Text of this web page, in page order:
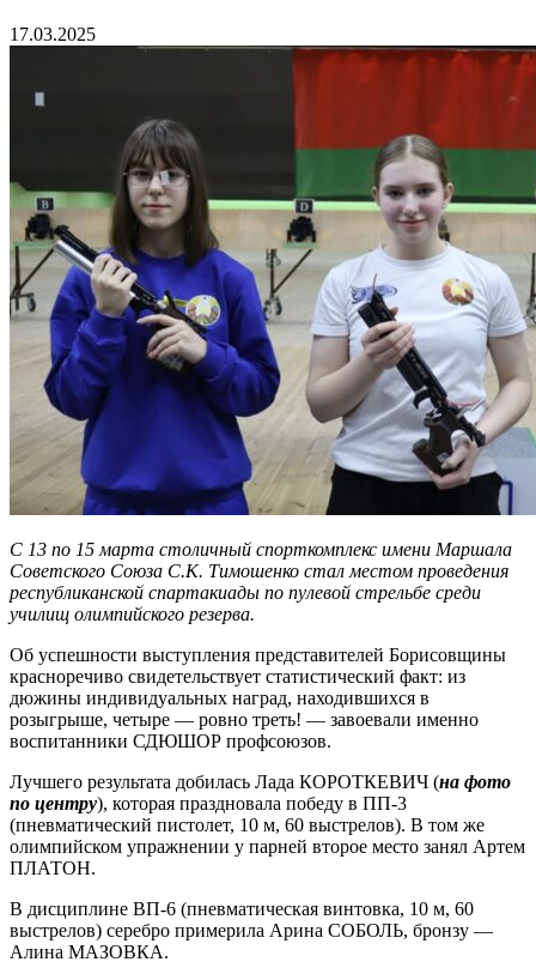
17.03.2025
С 13 по 15 марта столичный спорткомплекс имени Маршала
Советского Союза С.К. Тимошенко стал местом проведения
республиканской спартакиады по пулевой стрельбе среди
училищ олимпийского резерва.
Об успешности выступления представителей Борисовщины
красноречиво свидетельствует статистический факт: из
дюжины индивидуальных наград, находившихся в
розыгрыше, четыре — ровно треть! — завоевали именно
воспитанники СДЮШОР профсоюзов.
Лучшего результата добилась Лада КОРОТКЕВИЧ (на фото
по центру), которая праздновала победу в ПП-3
(пневматический пистолет, 10 м, 60 выстрелов). В том же
олимпийском упражнении у парней второе место занял Артем
ПЛАТОН.
В дисциплине ВП-6 (пневматическая винтовка, 10 м, 60
выстрелов) серебро примерила Арина СОБОЛЬ, бронзу —
Алина МАЗОВКА.